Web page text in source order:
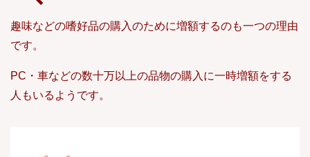
趣味などの嗜好品の購入のために増額するのも一つの理由
です。
PC・車などの数十万以上の品物の購入に一時増額をする
人もいるようです。